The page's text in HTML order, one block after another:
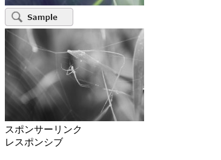
スポンサーリンク
レスポンシブ